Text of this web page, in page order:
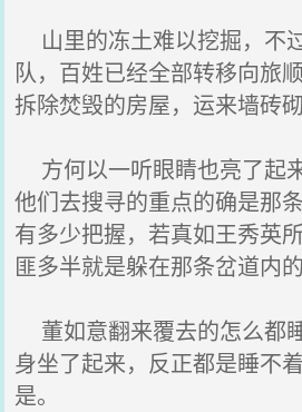
山里的冻土难以挖掘，不
队，百姓已经全部转移向旅
拆除焚毁的房屋，运来墙砖砌
方何以一听眼睛也亮了起
他们去搜寻的重点的确是那
有多少把握，若真如王秀英
匪多半就是躲在那条岔道内
董如意翻来覆去的怎么都
身坐了起来，反正都是睡不
是。